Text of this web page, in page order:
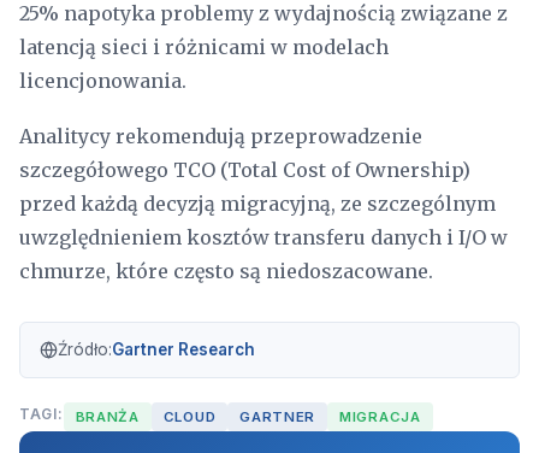
25% napotyka problemy z wydajnością związane z
latencją sieci i różnicami w modelach
licencjonowania.
Analitycy rekomendują przeprowadzenie
szczegółowego TCO (Total Cost of Ownership)
przed każdą decyzją migracyjną, ze szczególnym
uwzględnieniem kosztów transferu danych i I/O w
chmurze, które często są niedoszacowane.
Źródło:Gartner Research
TAGI: BRANŻA CLOUD GARTNER MIGRACJA